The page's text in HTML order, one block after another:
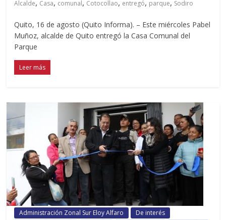
Alcalde, Casa, comunal, Cotocollao, entregó, parque, Sodiro
Quito, 16 de agosto (Quito Informa). – Este miércoles Pabel
Muñoz, alcalde de Quito entregó la Casa Comunal del
Parque
Leer más
Administración Zonal Sur Eloy Alfaro
De interés